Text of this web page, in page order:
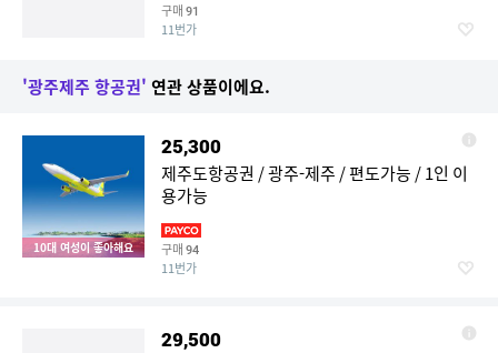
구매 91
11번가
'광주제주 항공권' 연관 상품이에요.
10대 여성이 좋아해요
25,300
제주도항공권 / 광주-제주 / 편도가능 / 1인 이
용가능
구매 94
11번가
29,500